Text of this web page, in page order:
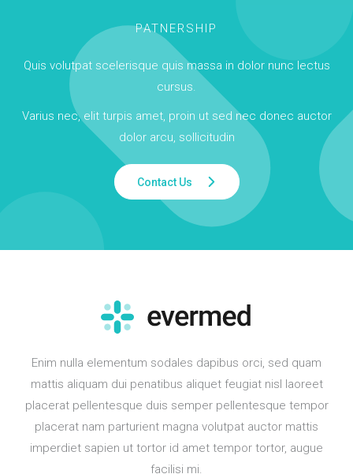
PATNERSHIP
Quis volutpat scelerisque quis massa in dolor nunc lectus
cursus.
Varius nec, elit turpis amet, proin ut sed nec donec auctor
dolor arcu, sollicitudin
Contact Us
Enim nulla elementum sodales dapibus orci, sed quam
mattis aliquam dui penatibus aliquet feugiat nisl laoreet
placerat pellentesque duis semper pellentesque tempor
placerat nam parturient magna volutpat auctor mattis
imperdiet sapien ut tortor id amet tempor tortor, augue
facilisi mi.